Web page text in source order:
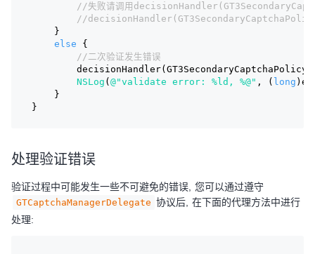
//失败请调用
//
    }
else {
//二次验证发生错误
NSLog ( @"validate error: %ld, %@" , ( long
    }
}
处理验证错误
验证过程中可能发生一些不可避免的错误, 您可以通过遵守
GTCaptchaManagerDelegate 协议后, 在下面的代理方法中进行
处理: